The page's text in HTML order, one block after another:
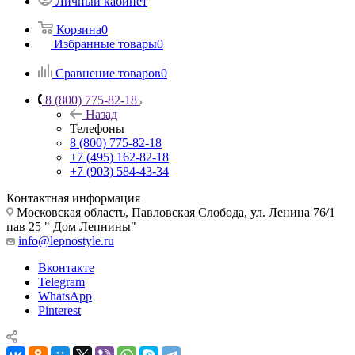
Корзина0
Избранные товары0
Сравнение товаров0
8 (800) 775-82-18
Назад
Телефоны
8 (800) 775-82-18
+7 (495) 162-82-18
+7 (903) 584-43-34
Контактная информация
Московская область, Павловская Слобода, ул. Ленина 76/1
пав 25 " Дом Лепнины"
info@lepnostyle.ru
Вконтакте
Telegram
WhatsApp
Pinterest